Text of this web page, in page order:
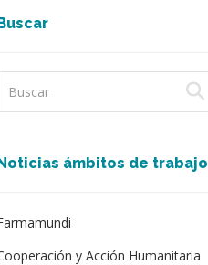
ámbitos de trabajo
y Acción Humanitaria